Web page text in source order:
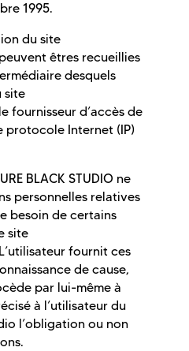
1995.
du site
êtres recueillies
desquels
site
fournisseur d’accès de
protocole Internet (IP)
BLACK STUDIO ne
personnelles relatives
besoin de certains
site
fournit ces
de cause,
par lui-même à
à l’utilisateur du
l’obligation ou non